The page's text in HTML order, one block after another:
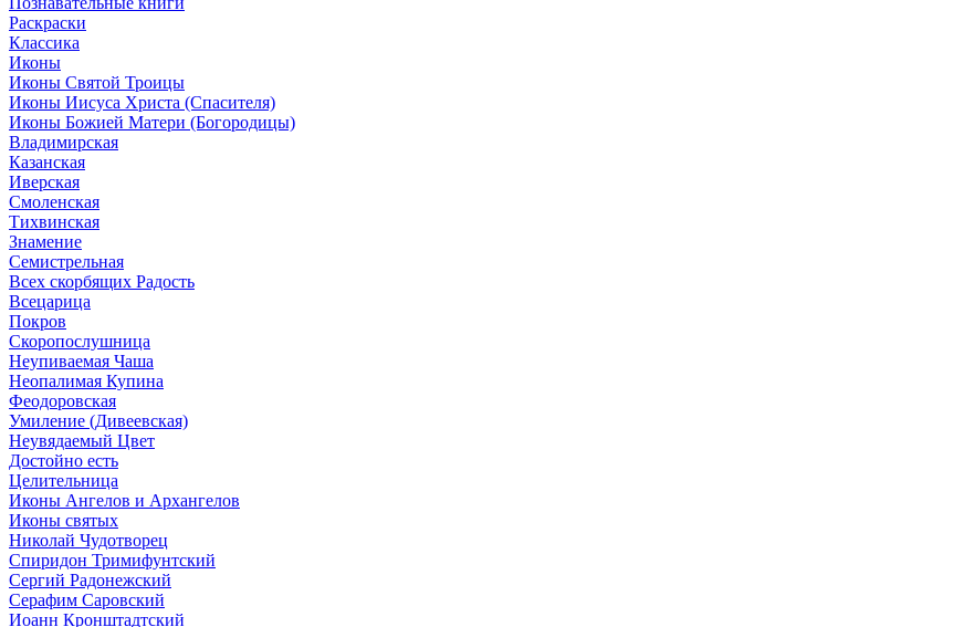
Раскраски
Классика
Иконы
Иконы Святой Троицы
Иконы Иисуса Христа (Спасителя)
Иконы Божией Матери (Богородицы)
Владимирская
Казанская
Иверская
Смоленская
Тихвинская
Знамение
Семистрельная
Всех скорбящих Радость
Всецарица
Покров
Скоропослушница
Неупиваемая Чаша
Неопалимая Купина
Феодоровская
Умиление (Дивеевская)
Неувядаемый Цвет
Достойно есть
Целительница
Иконы Ангелов и Архангелов
Иконы святых
Николай Чудотворец
Спиридон Тримифунтский
Сергий Радонежский
Серафим Саровский
Иоанн Кронштадтский